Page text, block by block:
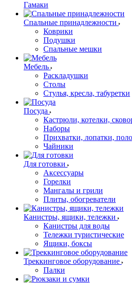
Гамаки
Спальные принадлежности
Коврики
Подушки
Спальные мешки
Мебель
Раскладушки
Столы
Стулья, кресла, табуретки
Посуда
Кастрюли, котелки,
Наборы
Прихватки, лопатки,
Чайники
Для готовки
Аксессуары
Горелки
Мангалы и грили
Плиты, обогреватели
Канистры, ящики, тележки
Канистры для воды
Тележки туристические
Ящики, боксы
Треккинговое оборудование
Палки